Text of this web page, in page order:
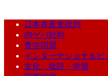
日本共産党批判
内ゲバ批判
青年同盟
インターナショナルビ
文化・批評・学習